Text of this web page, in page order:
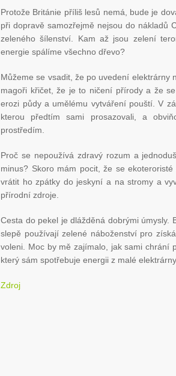
Protože Británie příliš lesů nemá, bude je
při dopravě samozřejmě nejsou do nákladů
zeleného šílenství. Kam až jsou zelení
energie spálíme všechno dřevo?
Můžeme se vsadit, že po uvedení
magoři křičet, že je to ničení přírody a že
erozi půdy a umělému vytváření pouští. V
kterou předtím sami prosazovali, a
prostředím.
Proč se nepoužívá zdravý rozum a
minus? Skoro mám pocit, že se
vrátit ho zpátky do jeskyní a na stromy a
přírodní zdroje.
Cesta do pekel je dlážděná dobrými úmysly.
slepě používají zelené náboženství pro
voleni. Moc by mě zajímalo, jak sami chrání
který sám spotřebuje energii z malé elektrárny.
Zdroj